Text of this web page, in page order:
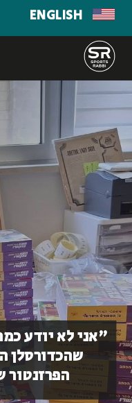
ENGLISH
"אני לא יודע
שהכדורסלן